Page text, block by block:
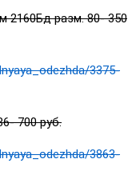
2160Бд разм. 80- 350
3375-
700 руб.
3863-